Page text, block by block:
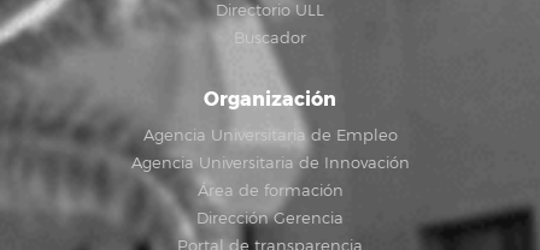
Directorio ULL
Buscador
Organización
Agencia Universitaria de Empleo
Agencia Universitaria de Innovación
Área de formación
Dirección Gerencia